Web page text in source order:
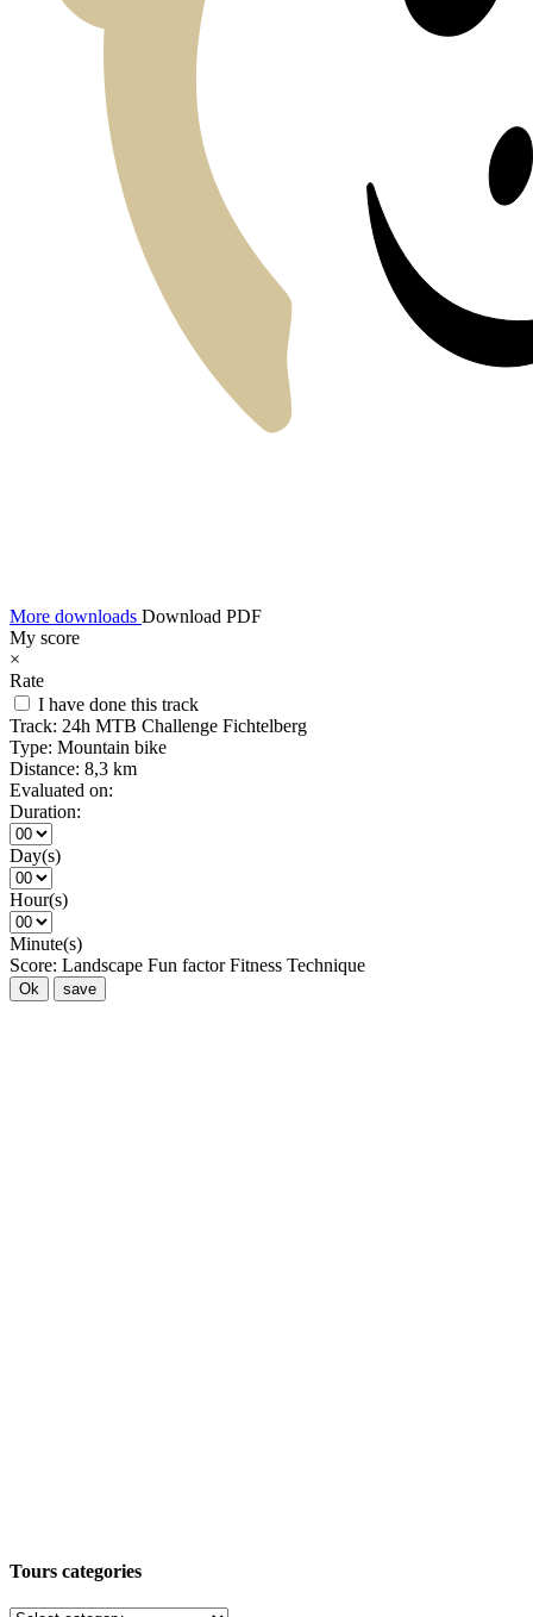
More downloads Download PDF
My score
×
Rate
I have done this track
Track: 24h MTB Challenge Fichtelberg
Type: Mountain bike
Distance: 8,3 km
Evaluated on:
Duration:
Day(s)
Hour(s)
Minute(s)
Score: Landscape Fun factor Fitness Technique
Ok save
Tours categories